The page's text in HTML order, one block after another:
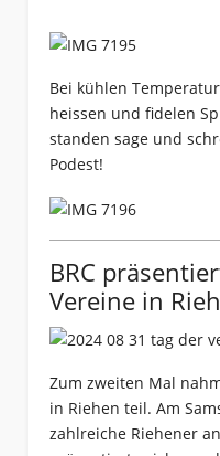
Bei kühlen
heissen und fidelen
standen sage und
Podest!
BRC
Vereine in
Zum zweiten Mal
in Riehen teil. Am
zahlreiche Riehener